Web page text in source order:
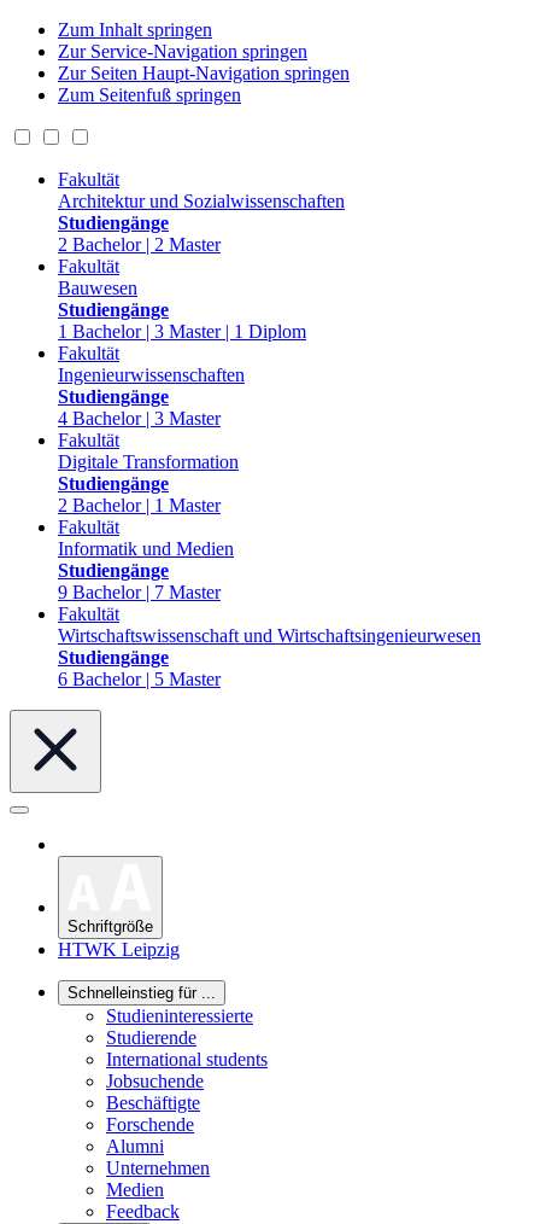
Zum Inhalt springen
Zur Service-Navigation springen
Zur Seiten Haupt-Navigation springen
Zum Seitenfuß springen
Fakultät
Architektur und Sozialwissenschaften
Studiengänge
2 Bachelor | 2 Master
Fakultät
Bauwesen
Studiengänge
1 Bachelor | 3 Master | 1 Diplom
Fakultät
Ingenieurwissenschaften
Studiengänge
4 Bachelor | 3 Master
Fakultät
Digitale Transformation
Studiengänge
2 Bachelor | 1 Master
Fakultät
Informatik und Medien
Studiengänge
9 Bachelor | 7 Master
Fakultät
Wirtschaftswissenschaft und Wirtschaftsingenieurwesen
Studiengänge
6 Bachelor | 5 Master
Schriftgröße
HTWK Leipzig
Schnelleinstieg für ...
Studieninteressierte
Studierende
International students
Jobsuchende
Beschäftigte
Forschende
Alumni
Unternehmen
Medien
Feedback